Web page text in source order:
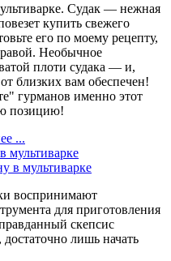
Судак — нежная
купить свежего
его по моему рецепту,
Необычное
плоти судака — и,
близких вам обеспечен!
гурманов именно этот
позицию!
...
мультиварке
воспринимают
для приготовления
скепсис
достаточно лишь начать